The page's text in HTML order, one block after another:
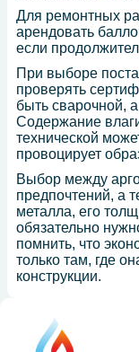
Для ремонтных
арендовать
если
При выборе
проверять
быть сварочной,
Содержание
технической
провоцирует
Выбор между
предпочтений, а
металла, его
обязательно
помнить, что
только там, где
конструкции.